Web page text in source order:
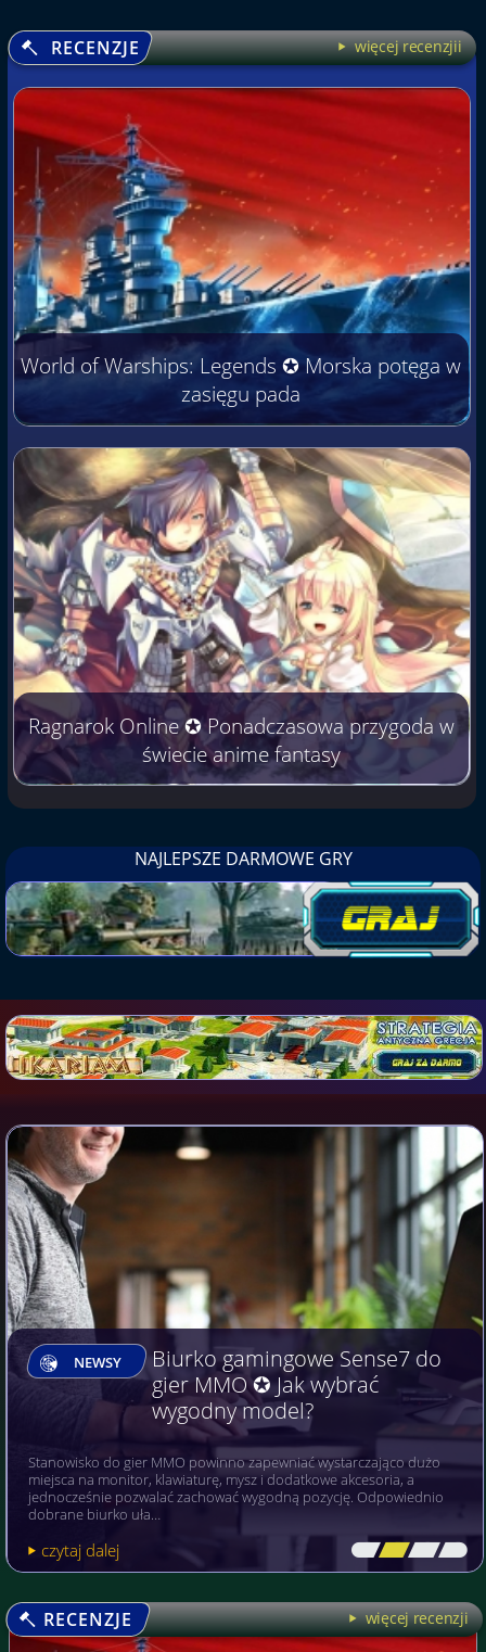
RECENZJE więcej recenzjii
World of Warships: Legends ✪ Morska potęga w
zasięgu pada
Ragnarok Online ✪ Ponadczasowa przygoda w
świecie anime fantasy
NAJLEPSZE DARMOWE GRY
NEWSY
Biurko gamingowe Sense7 do
gier MMO ✪ Jak wybrać
wygodny model?
Stanowisko do gier MMO powinno zapewniać wystarczająco dużo
miejsca na monitor, klawiaturę, mysz i dodatkowe akcesoria, a
jednocześnie pozwalać zachować wygodną pozycję. Odpowiednio
dobrane biurko uła…
czytaj dalej [\ \\ \\ \]
RECENZJE więcej recenzji